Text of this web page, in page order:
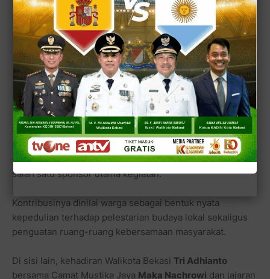
Kemeriahan acara juga tak lepas dari peran berbagai
pihak, termasuk dukungan tokoh masyarakat yang dikenal
sebagai Sultan Bekasi,H. Zaini Sidi, yang turut menjadi
salah satu sponsor utama kegiatan.
Kontribusinya dinilai warga sebagai bentuk nyata
kepedulian terhadap pelestarian budaya lokal sekaligus
penguatan ruang-ruang kebersamaan masyarakat.
Di sisi lain, kehadiran Walikota Bekasi Tri Adhianto
bersama Camat Mustika Jaya Maka Nachrowi dan jajaran